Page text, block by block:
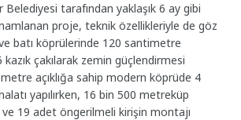
tarafından yaklaşık 6 ay gibi
proje, teknik özellikleriyle de göz
batı köprülerinde 120 santimetre
çakılarak zemin güçlendirmesi
açıklığa sahip modern köprüde 4
yapılırken, 16 bin 500 metreküp
19 adet öngerilmeli kirişin montajı